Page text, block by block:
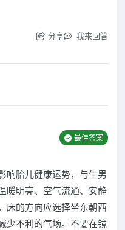
分享 我来回答
最佳答案
响胎儿健康运势，与生男
暖明亮、空气流通、安静
床的方向应选择坐东朝西
少不利的气场。不要在镜